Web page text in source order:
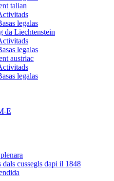
talian
legalas
da Liechtenstein
legalas
austriac
legalas
E
dals cussegls dapi il 1848